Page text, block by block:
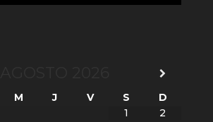
M J V S
D
1
2